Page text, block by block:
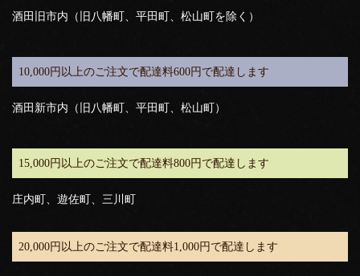
酒田旧市内（旧八幡町、平田町、松山町を除く）
10,000円以上のご注文で配達料600円で配達します
酒田新市内（旧八幡町、平田町、松山町）
15,000円以上のご注文で配達料800円で配達します
庄内町、遊佐町、三川町
20,000円以上のご注文で配達料1,000円で配達します